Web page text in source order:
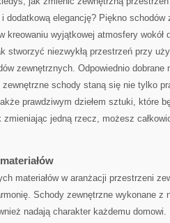
dodatkową elegancję? Piękno
​kreowaniu wyjątkowej ​atmosfery wokół
stworzyć niezwykłą przestrzeń przy
zewnętrznych. Odpowiednio dobrane
zewnętrzne ⁤schody staną‍ się‍ nie tylko
prawdziwym dziełem sztuki, które
jedną rzecz, możesz
materiałów w ⁣aranżacji przestrzeni
Schody zewnętrzne wykonane z
⁣nadają charakter każdemu domowi.